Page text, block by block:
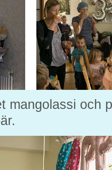
mangolassi och